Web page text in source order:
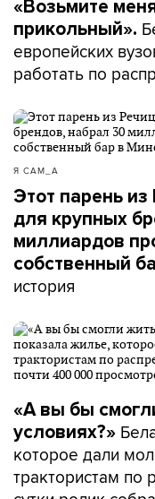
«Возьмите
прикольный».
европейских
работать по
Я САМ_А
Этот парень
для крупных
миллиардов
собственный
история
«А вы бы
условиях?»
которое дали
трактористам